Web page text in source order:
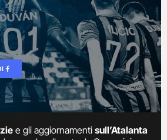
e gli aggiornamenti sull’Atalanta